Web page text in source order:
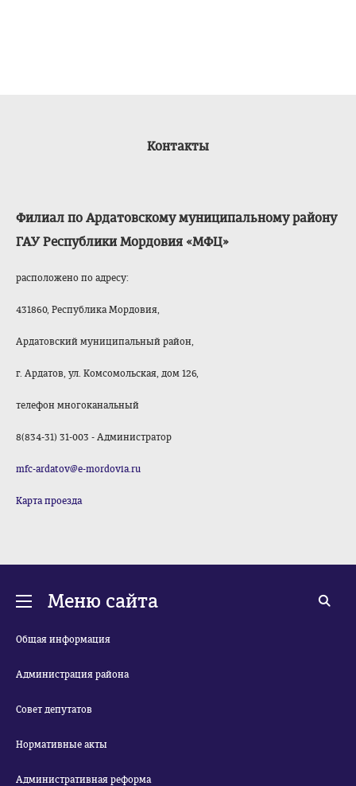
Контакты
Филиал по Ардатовскому муниципальному району
ГАУ Республики Мордовия «МФЦ»
расположено по адресу:
431860, Республика Мордовия,
Ардатовский муниципальный район,
г. Ардатов, ул. Комсомольская, дом 126,
телефон многоканальный
8(834-31) 31-003 - Администратор
mfc-ardatov@e-mordovia.ru
Карта проезда
Меню сайта
Общая информация
Администрация района
Совет депутатов
Нормативные акты
Административная реформа